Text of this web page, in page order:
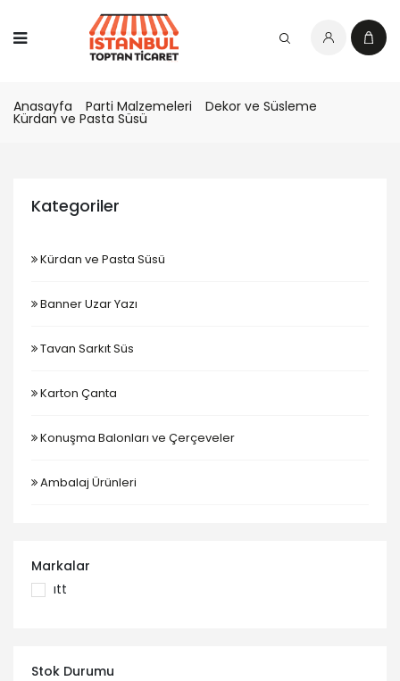
Anasayfa Parti Malzemeleri Dekor ve Süsleme
Kürdan ve Pasta Süsü
Kategoriler
Kürdan ve Pasta Süsü
Banner Uzar Yazı
Tavan Sarkıt Süs
Karton Çanta
Konuşma Balonları ve Çerçeveler
Ambalaj Ürünleri
Markalar
itt
Stok Durumu